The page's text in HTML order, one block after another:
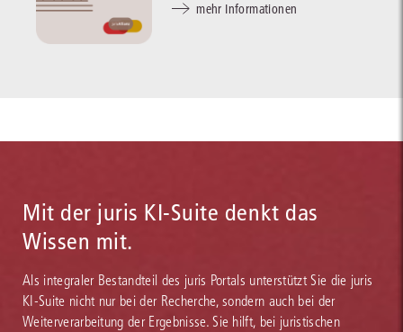
mehr Informationen
Mit der juris KI-Suite denkt das
Wissen mit.
Als integraler Bestandteil des juris Portals unterstützt Sie die juris
KI-Suite nicht nur bei der Recherche, sondern auch bei der
Weiterverarbeitung der Ergebnisse. Sie hilft, bei juristischen